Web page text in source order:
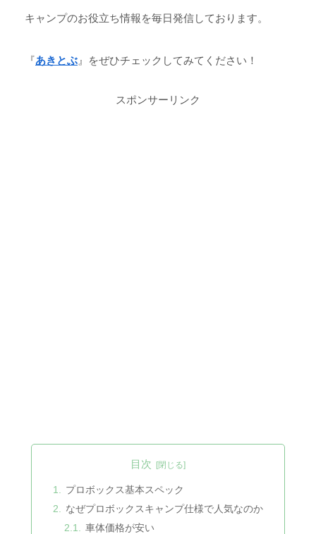
キャンプのお役立ち情報を毎日発信しております。
『あきとぶ 』をぜひチェックしてみてください！
スポンサーリンク
目次
プロボックス基本スペック
なぜプロボックスキャンプ仕様で人気なのか
車体価格が安い